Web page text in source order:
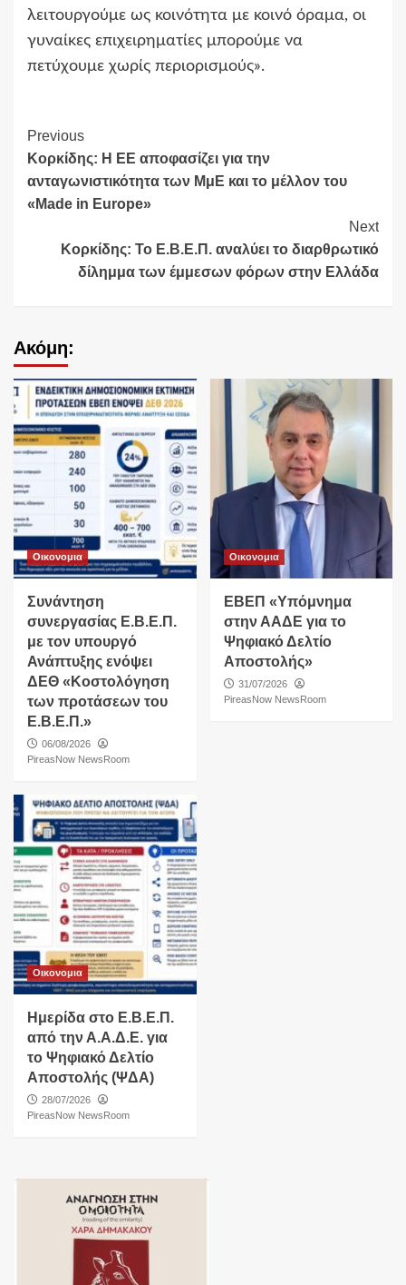
λειτουργούμε ως κοινότητα με κοινό όραμα, οι
γυναίκες επιχειρηματίες μπορούμε να
πετύχουμε χωρίς περιορισμούς».
Continue
Reading
Previous
Κορκίδης: Η ΕΕ αποφασίζει για την
ανταγωνιστικότητα των ΜμΕ και το μέλλον του
«Made in Europe»
Next
Κορκίδης: Το Ε.Β.Ε.Π. αναλύει το διαρθρωτικό
δίλημμα των έμμεσων φόρων στην Ελλάδα
Ακόμη:
Οικονομια
Συνάντηση
συνεργασίας Ε.Β.Ε.Π.
με τον υπουργό
Ανάπτυξης ενόψει
ΔΕΘ «Κοστολόγηση
των προτάσεων του
Ε.Β.Ε.Π.»
06/08/2026
PireasNow NewsRoom
Οικονομια
ΕΒΕΠ «Υπόμνημα
στην ΑΑΔΕ για το
Ψηφιακό Δελτίο
Αποστολής»
31/07/2026
PireasNow NewsRoom
Οικονομια
Ημερίδα στο Ε.Β.Ε.Π.
από την Α.Α.Δ.Ε. για
το Ψηφιακό Δελτίο
Αποστολής (ΨΔΑ)
28/07/2026
PireasNow NewsRoom